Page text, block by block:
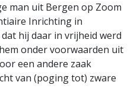
man uit Bergen op Zoom
Inrichting in
hij daar in vrijheid werd
onder voorwaarden uit
een andere zaak
van (poging tot) zware